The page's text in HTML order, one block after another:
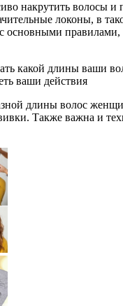
накрутить волосы и
локоны, в
основными правилами,
какой длины ваши
ваши действия
длины волос
Также важна и